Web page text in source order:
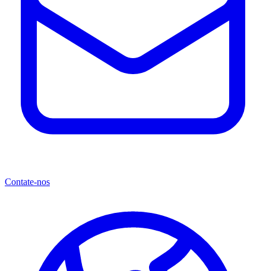
Contate-nos